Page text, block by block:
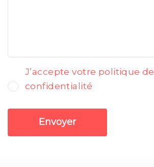
J’accepte votre politique de
confidentialité
Envoyer